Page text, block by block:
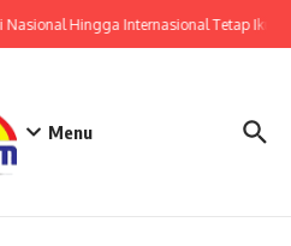
Hingga Internasional Tetap Ikuti
Menu